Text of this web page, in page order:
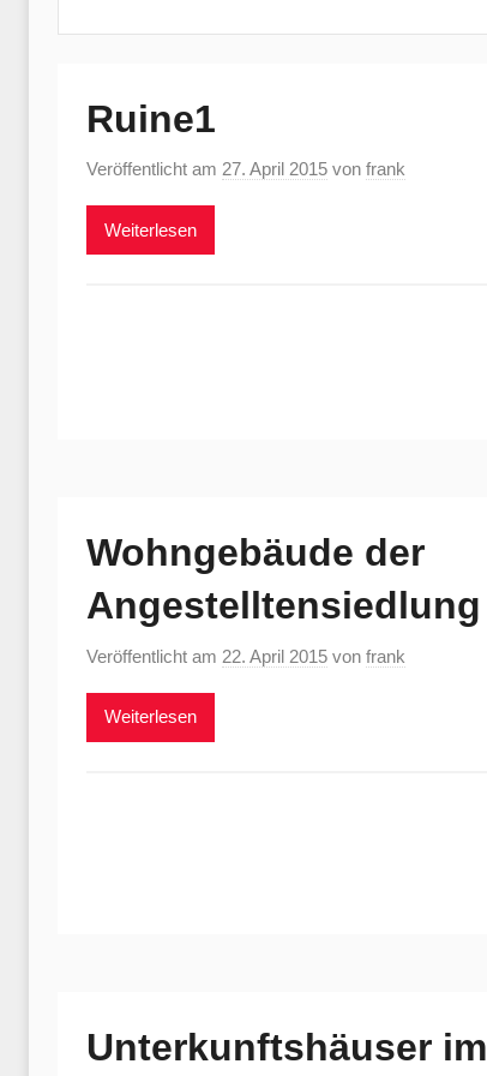
Ruine1
Veröffentlicht am 27. April 2015 von frank
Weiterlesen
Wohngebäude der
Angestelltensiedlung
Veröffentlicht am 22. April 2015 von frank
Weiterlesen
Unterkunftshäuser im